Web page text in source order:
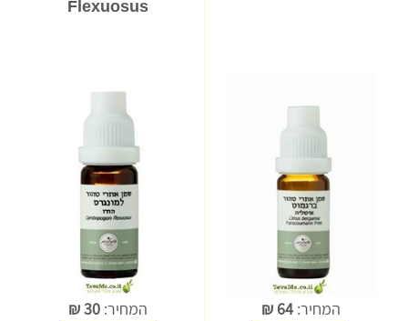
המחיר:64
₪
Flexuosus
המחיר: 30
₪